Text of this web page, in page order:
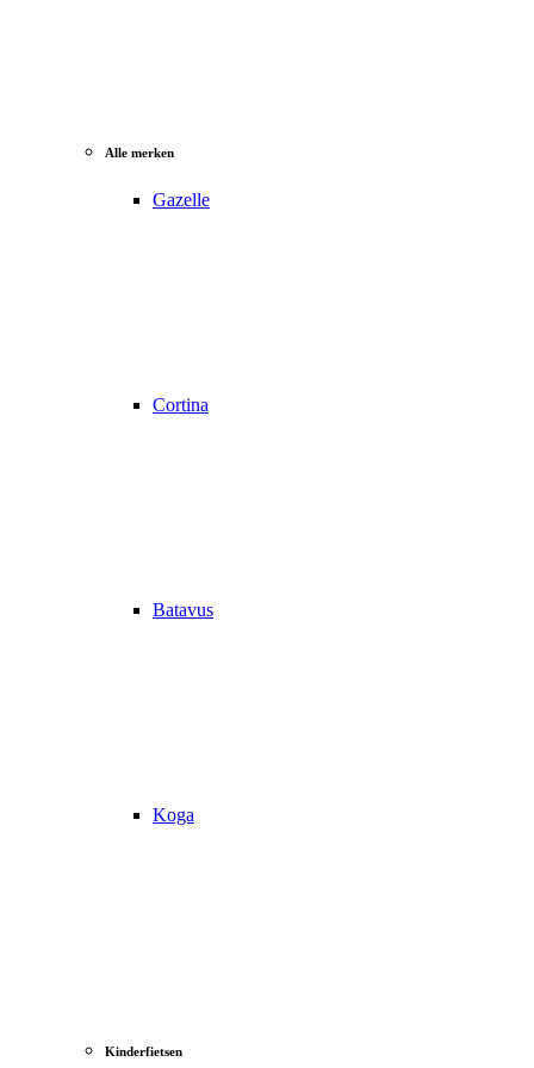
Alle merken
Gazelle
Cortina
Batavus
Koga
Kinderfietsen